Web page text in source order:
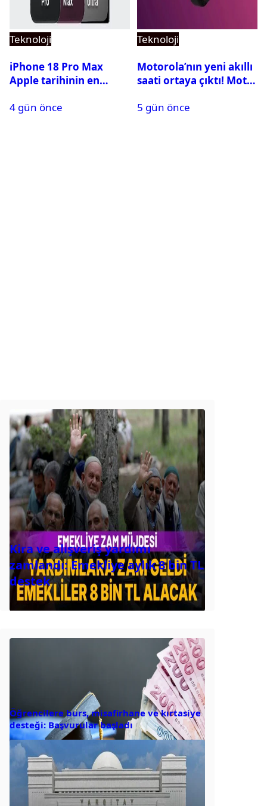
Teknoloji
iPhone 18 Pro Max
Apple tarihinin en
4 gün önce
Teknoloji
Motorola’nın yeni akıllı
saati ortaya çıktı! Moto
görüntülendi
5 gün önce
Kira ve alışveriş yardımı
zamlandı: Emekliye aylık 8 bin TL
destek
Öğrencilere burs, misafirhane ve kırtasiye
desteği: Başvurular başladı